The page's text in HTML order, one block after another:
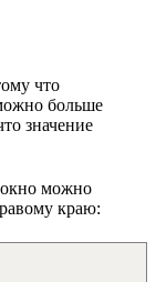
что
больше
значение
окно можно
краю: